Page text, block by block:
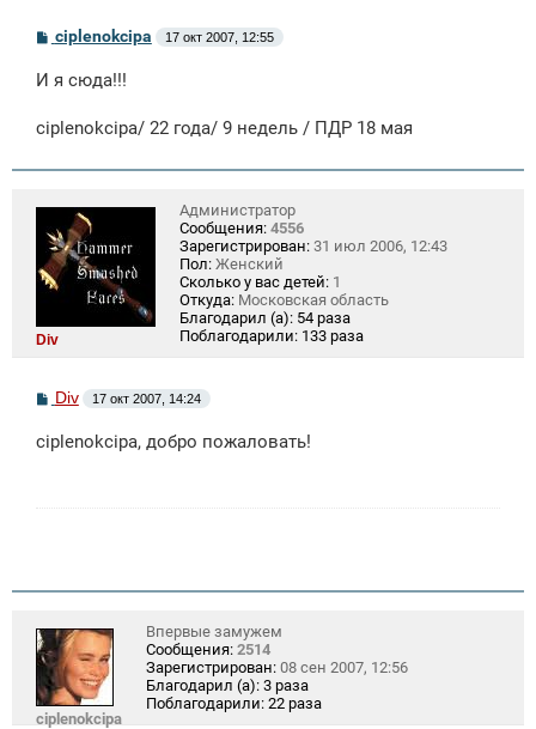
С
б
н
е
ciplenokcipa 17 окт 2007, 12:55
И я сюда!!!
ciplenokcipa/ 22 года/ 9 недель / ПДР 18 мая
Div
Администратор
Сообщения: 4556
Зарегистрирован: 31 июл 2006, 12:43
Пол: Женский
Сколько у вас детей: 1
Откуда: Московская область
Благодарил (а): 54 раза
Поблагодарили: 133 раза
С
б
Div 17 окт 2007, 14:24
ciplenokcipa, добро пожаловать!
ciplenokcipa
Впервые замужем
Сообщения: 2514
Зарегистрирован: 08 сен 2007, 12:56
Благодарил (а): 3 раза
Поблагодарили: 22 раза